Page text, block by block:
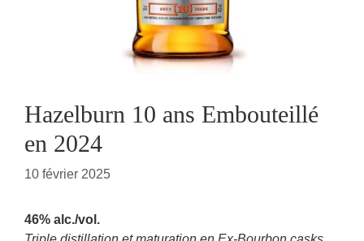
Hazelburn 10 ans Embouteillé
en 2024
10 février 2025
46% alc./vol.